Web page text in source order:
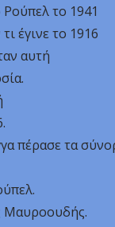
Ρούπελ το 1941
έγινε το 1916
αυτή
πέρασε τα
Μαυροουδής.